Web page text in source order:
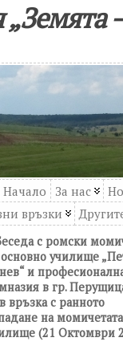
Начало За нас
връзки
с ромски
училище
и
в гр.
връзка с ранното
на
(21 Октомври